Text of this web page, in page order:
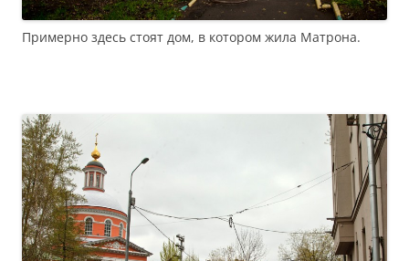
Примерно здесь стоят дом, в котором жила Матрона.